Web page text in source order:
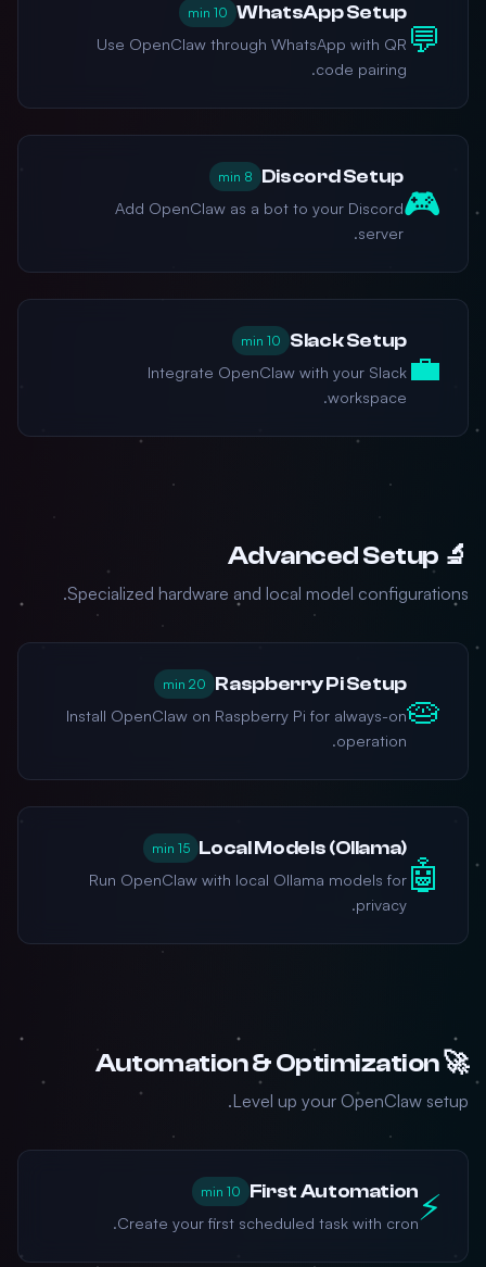
💬
WhatsApp Setup
10 min
Use OpenClaw through WhatsApp with QR
code pairing.
🎮
Discord Setup
8 min
Add OpenClaw as a bot to your Discord
server.
💼
Slack Setup
10 min
Integrate OpenClaw with your Slack
workspace.
🔬 Advanced Setup
Specialized hardware and local model configurations.
🥧
Raspberry Pi Setup
20 min
Install OpenClaw on Raspberry Pi for always-on
operation.
🤖
Local Models (Ollama)
15 min
Run OpenClaw with local Ollama models for
privacy.
🚀 Automation & Optimization
Level up your OpenClaw setup.
⚡
First Automation
10 min
Create your first scheduled task with cron.